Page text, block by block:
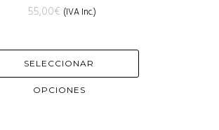
55,00€ (IVA Inc.)
SELECCIONAR
OPCIONES